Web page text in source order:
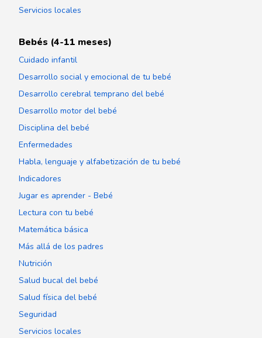
Servicios locales
Bebés (4-11 meses)
Cuidado infantil
Desarrollo social y emocional de tu bebé
Desarrollo cerebral temprano del bebé
Desarrollo motor del bebé
Disciplina del bebé
Enfermedades
Habla, lenguaje y alfabetización de tu bebé
Indicadores
Jugar es aprender - Bebé
Lectura con tu bebé
Matemática básica
Más allá de los padres
Nutrición
Salud bucal del bebé
Salud física del bebé
Seguridad
Servicios locales